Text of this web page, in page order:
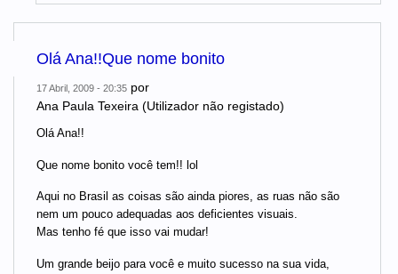
Olá Ana!!Que nome bonito
17 Abril, 2009 - 20:35 por
Ana Paula Texeira (Utilizador não registado)
Olá Ana!!
Que nome bonito você tem!! lol
Aqui no Brasil as coisas são ainda piores, as ruas não são
nem um pouco adequadas aos deficientes visuais.
Mas tenho fé que isso vai mudar!
Um grande beijo para você e muito sucesso na sua vida,